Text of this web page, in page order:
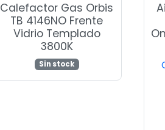
Calefactor Gas Orbis
TB 4146NO Frente
Vidrio Templado
3800K
Sin stock